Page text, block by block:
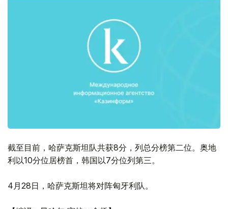
截至目前，哈萨克斯坦队共获8分，列总分榜第二位。奥地
利以10分位居榜首，韩国以7分位列第三。
4月28日，哈萨克斯坦将对阵匈牙利队。